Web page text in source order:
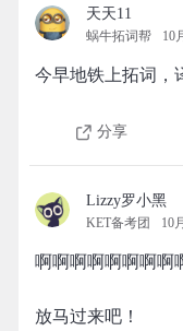
天天11
蜗牛拓词帮 10
今早地铁上拓词，
分享
Lizzy罗小黑
KET备考团 10
啊啊啊啊啊啊啊啊
放马过来吧！